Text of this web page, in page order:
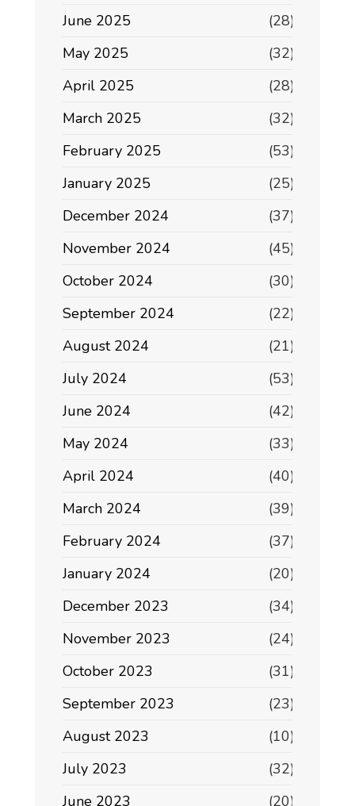
June 2025
(28)
May 2025
(32)
April 2025
(28)
March 2025
(32)
February 2025
(53)
January 2025
(25)
December 2024
(37)
November 2024
(45)
October 2024
(30)
September 2024
(22)
August 2024
(21)
July 2024
(53)
June 2024
(42)
May 2024
(33)
April 2024
(40)
March 2024
(39)
February 2024
(37)
January 2024
(20)
December 2023
(34)
November 2023
(24)
October 2023
(31)
September 2023
(23)
August 2023
(10)
July 2023
(32)
June 2023
(20)